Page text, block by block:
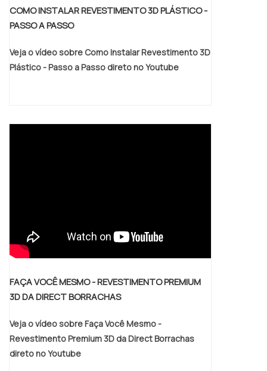
COMO INSTALAR REVESTIMENTO 3D PLÁSTICO -
PASSO A PASSO
Veja o vídeo sobre Como Instalar Revestimento 3D
Plástico - Passo a Passo direto no Youtube
FAÇA VOCÊ MESMO - REVESTIMENTO PREMIUM
3D DA DIRECT BORRACHAS
Veja o vídeo sobre Faça Você Mesmo -
Revestimento Premium 3D da Direct Borrachas
direto no Youtube